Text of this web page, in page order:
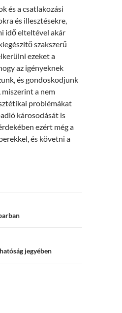
és a csatlakozási
és illesztésekre,
idő elteltével akár
szakszerű
ezeket a
az igényeknek
és gondoskodjunk
miszerint a nem
problémákat
károsodását is
ezért még a
és követni a
jegyében